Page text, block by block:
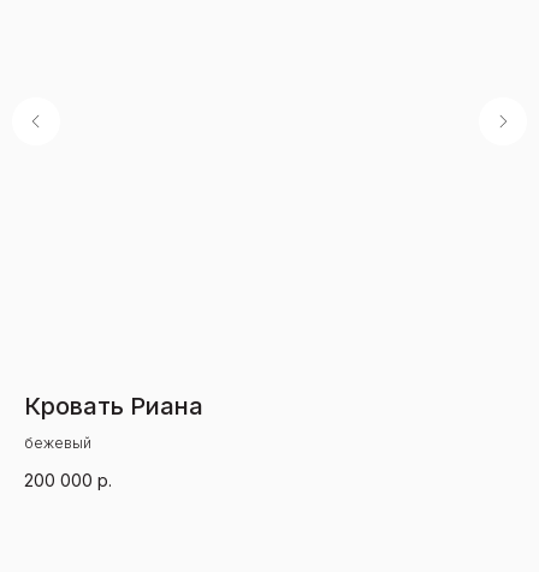
Кровать Риана
бежевый
200 000 р.